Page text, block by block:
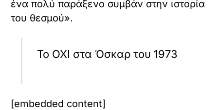
ένα πολύ παράξενο συμβάν στην ιστορία
του θεσμού».
Το ΟΧΙ στα Όσκαρ του 1973
[embedded content]